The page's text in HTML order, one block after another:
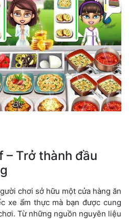
– Trở thành đầu
chơi sở hữu một cửa hàng ăn
xe ẩm thực mà bạn được cung
Từ những nguồn nguyên liệu